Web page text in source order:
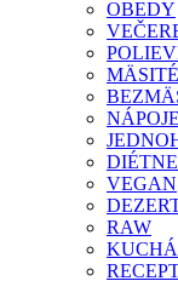
OBEDY
NÁPOJE
VEGAN
RAW